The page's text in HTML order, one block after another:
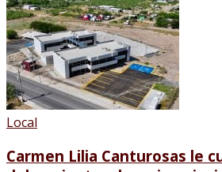
Local
Carmen Lilia Canturosas le